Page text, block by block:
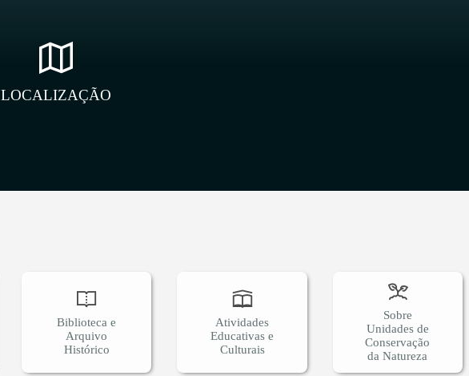
LOCALIZAÇÃO
Biblioteca e
Arquivo
Histórico
Atividades
Educativas e
Culturais
Sobre
Unidades de
Conservação
da Natureza